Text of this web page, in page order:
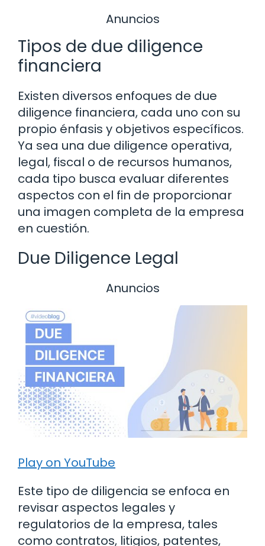
Anuncios
Tipos de due diligence
financiera
Existen diversos enfoques de due
diligence financiera, cada uno con su
propio énfasis y objetivos específicos.
Ya sea una due diligence operativa,
legal, fiscal o de recursos humanos,
cada tipo busca evaluar diferentes
aspectos con el fin de proporcionar
una imagen completa de la empresa
en cuestión.
Due Diligence Legal
Anuncios
Play on YouTube
Este tipo de diligencia se enfoca en
revisar aspectos legales y
regulatorios de la empresa, tales
como contratos, litigios, patentes,